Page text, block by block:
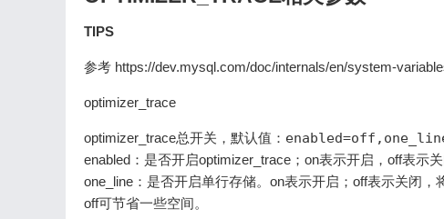
TIPS
参考 https://dev.mysql.com/doc/internals/en/system-
optimizer_trace
optimizer_trace总开关，默认值：
enabled：是否开启optimizer_trace；on表示开启，off表示关
one_line：是否开启单行存储。on表示开启；off表示关闭
off可节省一些空间。